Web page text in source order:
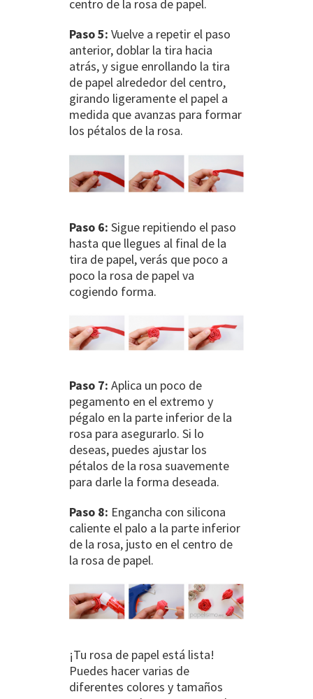
centro de la rosa de papel.
Paso 5: Vuelve a repetir el paso
anterior, doblar la tira hacia
atrás, y sigue enrollando la tira
de papel alrededor del centro,
girando ligeramente el papel a
medida que avanzas para formar
los pétalos de la rosa.
Paso 6: Sigue repitiendo el paso
hasta que llegues al final de la
tira de papel, verás que poco a
poco la rosa de papel va
cogiendo forma.
Paso 7: Aplica un poco de
pegamento en el extremo y
pégalo en la parte inferior de la
rosa para asegurarlo. Si lo
deseas, puedes ajustar los
pétalos de la rosa suavemente
para darle la forma deseada.
Paso 8: Engancha con silicona
caliente el palo a la parte inferior
de la rosa, justo en el centro de
la rosa de papel.
¡Tu rosa de papel está lista!
Puedes hacer varias de
diferentes colores y tamaños